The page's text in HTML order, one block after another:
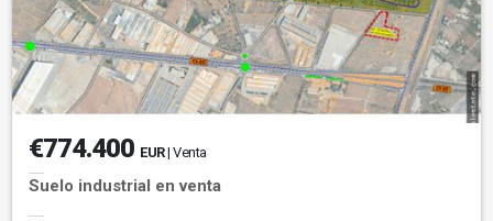
€774.400 EUR| Venta
Suelo industrial en venta